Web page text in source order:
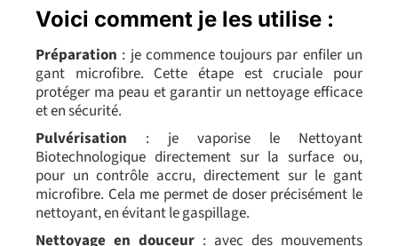
Voici comment je les utilise :
Préparation : je commence toujours par enfiler un
gant microfibre. Cette étape est cruciale pour
protéger ma peau et garantir un nettoyage efficace
et en sécurité.
Pulvérisation : je vaporise le Nettoyant
Biotechnologique directement sur la surface ou,
pour un contrôle accru, directement sur le gant
microfibre. Cela me permet de doser précisément le
nettoyant, en évitant le gaspillage.
Nettoyage en douceur : avec des mouvements